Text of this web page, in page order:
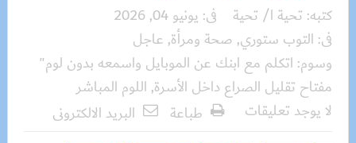
كتبه: تحية ا/ تحية فى: يونيو 04, 2026
فى: التوب ستوري, صحة ومرأة, عاجل
وسوم: اتكلم مع ابنك عن الموبايل واسمعه بدون لوم"
مفتاح تقليل الصراع داخل الأسرة, اللوم المباشر
لا يوجد تعليقات
طباعة البريد الالكترونى